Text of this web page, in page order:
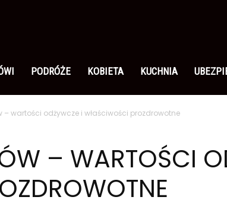
PODRÓŻE KOBIETA KUCHNIA
– wartości odżywcze i właściwości prozdrowotne
– WARTOŚCI